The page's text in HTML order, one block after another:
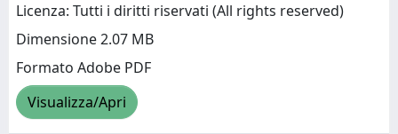
Licenza: Tutti i diritti riservati (All rights reserved)
Dimensione 2.07 MB
Formato Adobe PDF
Visualizza/Apri